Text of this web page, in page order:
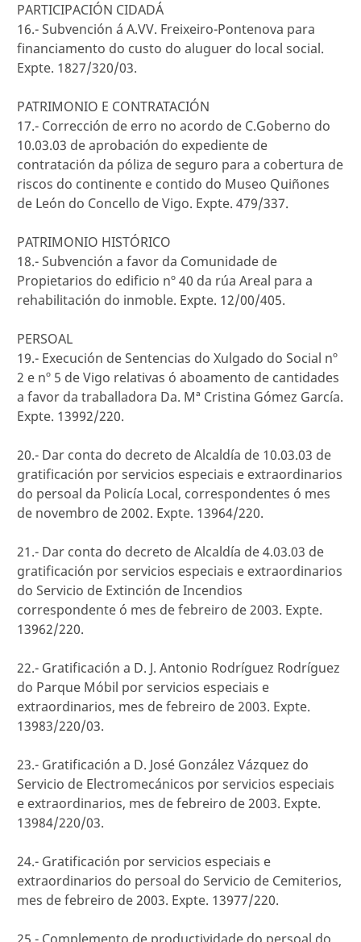
PARTICIPACIÓN CIDADÁ
16.- Subvención á A.VV. Freixeiro-Pontenova para
financiamento do custo do aluguer do local social.
Expte. 1827/320/03.
PATRIMONIO E CONTRATACIÓN
17.- Corrección de erro no acordo de C.Goberno do
10.03.03 de aprobación do expediente de
contratación da póliza de seguro para a cobertura de
riscos do continente e contido do Museo Quiñones
de León do Concello de Vigo. Expte. 479/337.
PATRIMONIO HISTÓRICO
18.- Subvención a favor da Comunidade de
Propietarios do edificio nº 40 da rúa Areal para a
rehabilitación do inmoble. Expte. 12/00/405.
PERSOAL
19.- Execución de Sentencias do Xulgado do Social nº
2 e nº 5 de Vigo relativas ó aboamento de cantidades
a favor da traballadora Da. Mª Cristina Gómez García.
Expte. 13992/220.
20.- Dar conta do decreto de Alcaldía de 10.03.03 de
gratificación por servicios especiais e extraordinarios
do persoal da Policía Local, correspondentes ó mes
de novembro de 2002. Expte. 13964/220.
21.- Dar conta do decreto de Alcaldía de 4.03.03 de
gratificación por servicios especiais e extraordinarios
do Servicio de Extinción de Incendios
correspondente ó mes de febreiro de 2003. Expte.
13962/220.
22.- Gratificación a D. J. Antonio Rodríguez Rodríguez
do Parque Móbil por servicios especiais e
extraordinarios, mes de febreiro de 2003. Expte.
13983/220/03.
23.- Gratificación a D. José González Vázquez do
Servicio de Electromecánicos por servicios especiais
e extraordinarios, mes de febreiro de 2003. Expte.
13984/220/03.
24.- Gratificación por servicios especiais e
extraordinarios do persoal do Servicio de Cemiterios,
mes de febreiro de 2003. Expte. 13977/220.